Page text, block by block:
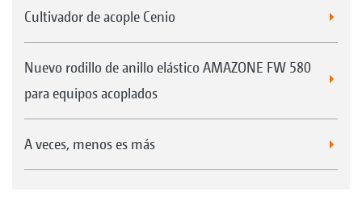
Cultivador de acople Cenio
Nuevo rodillo de anillo elástico AMAZONE FW 580
para equipos acoplados
A veces, menos es más